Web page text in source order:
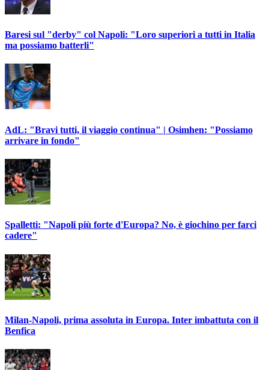
Baresi sul "derby" col Napoli: "Loro superiori a tutti in Italia
ma possiamo batterli"
AdL: "Bravi tutti, il viaggio continua" | Osimhen: "Possiamo
arrivare in fondo"
Spalletti: "Napoli più forte d'Europa? No, è giochino per farci
cadere"
Milan-Napoli, prima assoluta in Europa. Inter imbattuta con il
Benfica